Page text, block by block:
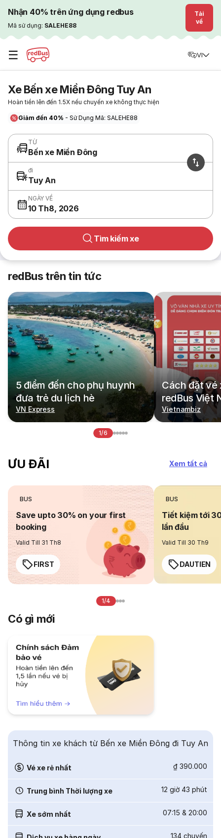
Nhận 40% trên ứng dụng redbus
Mã sử dụng: SALEHE88
Tải
về
☰ VI
Xe Bến xe Miền Đông Tuy An
Hoàn tiền lên đến 1.5X nếu chuyến xe không thực hiện
Giảm đến 40% - Sử Dụng Mã: SALEHE88
TỪ
Bến xe Miền Đông
đi
Tuy An
NGÀY VỀ
10 Th8, 2026
Tìm kiếm xe
redBus trên tin tức
5 điểm đến cho phụ huynh
đưa trẻ du lịch hè
VN Express
Cách đặt vé
redBus Việt
Vietnambiz
1/6
ƯU ĐÃI Xem tất cả
BUS
Save upto 30% on your first
booking
Valid Till 31 Th8
FIRST
BUS
Tiết kiệm tới
lần đầu
Valid Till 30 Th9
DAUTIEN
1/4
Có gì mới
Thông tin xe khách từ Bến xe Miền Đông đi Tuy An
Vé xe rẻ nhất ₫ 390.000
Trung bình Thời lượng xe 12 giờ 43 phút
Xe sớm nhất 07:15 & 20:00
134 chuyến